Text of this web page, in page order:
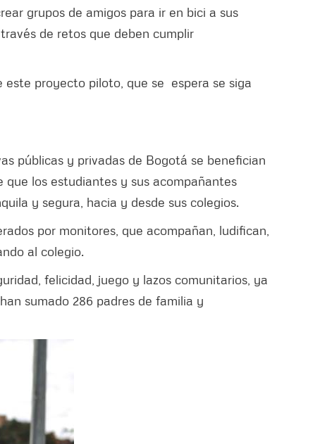
grupos de amigos para ir en bici a sus
de retos que deben cumplir
proyecto piloto, que se espera se siga
públicas y privadas de Bogotá se benefician
los estudiantes y sus acompañantes
y segura, hacia y desde sus colegios.
por monitores, que acompañan, ludifican,
al colegio.
felicidad, juego y lazos comunitarios, ya
sumado 286 padres de familia y